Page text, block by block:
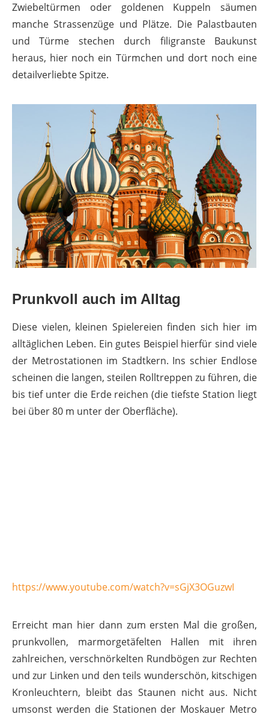
Zwiebeltürmen oder goldenen Kuppeln säumen
manche Strassenzüge und Plätze. Die Palastbauten
und Türme stechen durch filigranste Baukunst
heraus, hier noch ein Türmchen und dort noch eine
detailverliebte Spitze.
Prunkvoll auch im Alltag
Diese vielen, kleinen Spielereien finden sich hier im
alltäglichen Leben. Ein gutes Beispiel hierfür sind viele
der Metrostationen im Stadtkern. Ins schier Endlose
scheinen die langen, steilen Rolltreppen zu führen, die
bis tief unter die Erde reichen (die tiefste Station liegt
bei über 80 m unter der Oberfläche).
https://www.youtube.com/watch?v=sGjX3OGuzwI
Erreicht man hier dann zum ersten Mal die großen,
prunkvollen, marmorgetäfelten Hallen mit ihren
zahlreichen, verschnörkelten Rundbögen zur Rechten
und zur Linken und den teils wunderschön, kitschigen
Kronleuchtern, bleibt das Staunen nicht aus. Nicht
umsonst werden die Stationen der Moskauer Metro